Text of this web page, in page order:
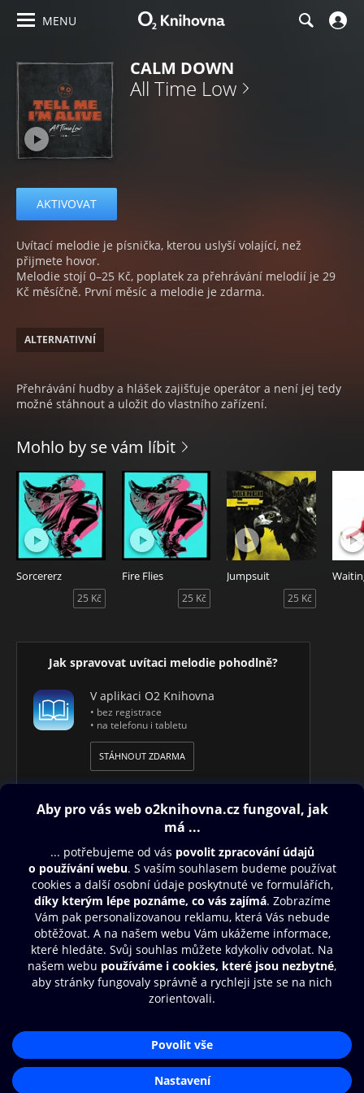
MENU
CALM DOWN
All Time Low
AKTIVOVAT
Uvítací melodie je písnička, kterou uslyší volající, než
přijmete hovor.
Melodie stojí 0–25 Kč, poplatek za přehrávání melodií je 29
Kč měsíčně. První měsíc a melodie je zdarma.
ALTERNATIVNÍ
Přehrávání hudby a hlášek zajišťuje operátor a není jej tedy
možné stáhnout a uložit do vlastního zařízení.
Mohlo by se vám líbit
Sorcererz
25 Kč
Fire Flies
25 Kč
Jumpsuit
25 Kč
Jak spravovat uvítaci melodie pohodlně?
V aplikaci O2 Knihovna
• bez registrace
• na telefonu i tabletu
STÁHNOUT ZDARMA
Obsah ke stažení
Moje O2 Knihovna
Další zábava
© O2 Czech Republic a.s.
Zásady zpracování osobních údajůAplikace O2 Knihovna
Čti a poslouchej své e-knihy a